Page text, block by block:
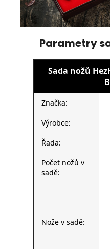
Parametry
Sada nožů
Značka:
Výrobce:
Řada:
Počet nožů v
sadě:
Nože v sadě: